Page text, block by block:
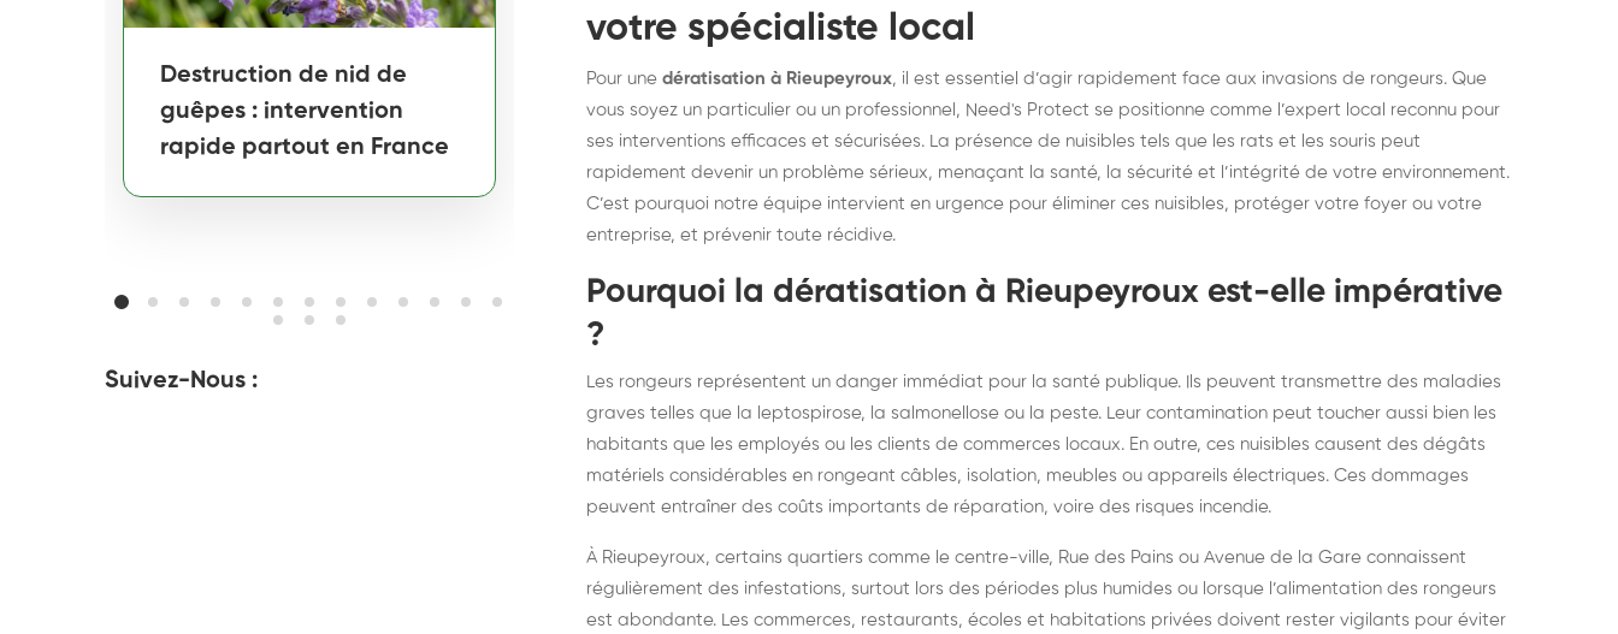
Destruction de nid de
guêpes : intervention
rapide partout en France
Destruction de nid de
frelons : intervention
rapide partout en France
Destruction de nid de
frelons asiatiques :
intervention partout en
France
Suivez-Nous :
votre spécialiste local
Pour une dératisation à Rieupeyroux, il est essentiel d’agir rapidement face aux invasions de rongeurs. Que
vous soyez un particulier ou un professionnel, Need's Protect se positionne comme l’expert local reconnu pour
ses interventions efficaces et sécurisées. La présence de nuisibles tels que les rats et les souris peut
rapidement devenir un problème sérieux, menaçant la santé, la sécurité et l’intégrité de votre environnement.
C’est pourquoi notre équipe intervient en urgence pour éliminer ces nuisibles, protéger votre foyer ou votre
entreprise, et prévenir toute récidive.
Pourquoi la dératisation à Rieupeyroux est-elle impérative
?
Les rongeurs représentent un danger immédiat pour la santé publique. Ils peuvent transmettre des maladies
graves telles que la leptospirose, la salmonellose ou la peste. Leur contamination peut toucher aussi bien les
habitants que les employés ou les clients de commerces locaux. En outre, ces nuisibles causent des dégâts
matériels considérables en rongeant câbles, isolation, meubles ou appareils électriques. Ces dommages
peuvent entraîner des coûts importants de réparation, voire des risques incendie.
À Rieupeyroux, certains quartiers comme le centre-ville, Rue des Pains ou Avenue de la Gare connaissent
régulièrement des infestations, surtout lors des périodes plus humides ou lorsque l’alimentation des rongeurs
est abondante. Les commerces, restaurants, écoles et habitations privées doivent rester vigilants pour éviter